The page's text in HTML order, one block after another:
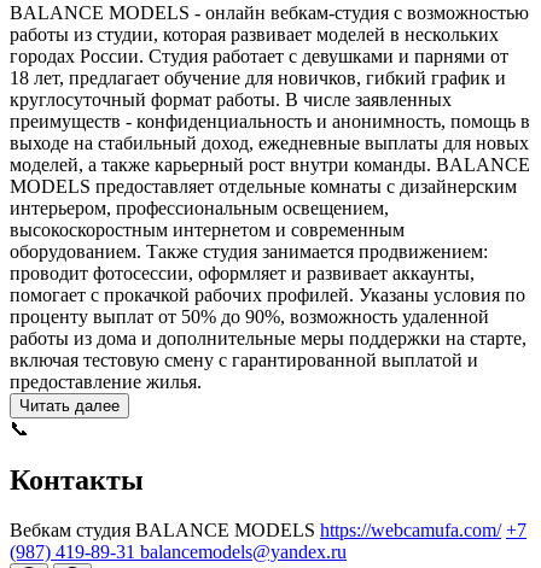
BALANCE MODELS - онлайн вебкам-студия с возможностью
работы из студии, которая развивает моделей в нескольких
городах России. Студия работает с девушками и парнями от
18 лет, предлагает обучение для новичков, гибкий график и
круглосуточный формат работы. В числе заявленных
преимуществ - конфиденциальность и анонимность, помощь в
выходе на стабильный доход, ежедневные выплаты для новых
моделей, а также карьерный рост внутри команды. BALANCE
MODELS предоставляет отдельные комнаты с дизайнерским
интерьером, профессиональным освещением,
высокоскоростным интернетом и современным
оборудованием. Также студия занимается продвижением:
проводит фотосессии, оформляет и развивает аккаунты,
помогает с прокачкой рабочих профилей. Указаны условия по
проценту выплат от 50% до 90%, возможность удаленной
работы из дома и дополнительные меры поддержки на старте,
включая тестовую смену с гарантированной выплатой и
предоставление жилья.
Читать далее
📞
Контакты
Вебкам студия BALANCE MODELS https://webcamufa.com/ +7
(987) 419-89-31 balancemodels@yandex.ru